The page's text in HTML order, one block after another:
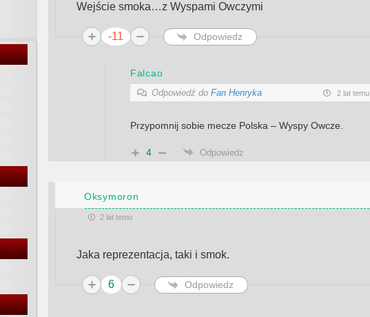
Wejście smoka…z Wyspami Owczymi
-11 Odpowiedz
Falcao
Odpowiedź do Fan Henryka 2 lat temu
Przypomnij sobie mecze Polska – Wyspy Owcze.
4 Odpowiedz
Oksymoron
2 lat temu
Jaka reprezentacja, taki i smok.
6 Odpowiedz